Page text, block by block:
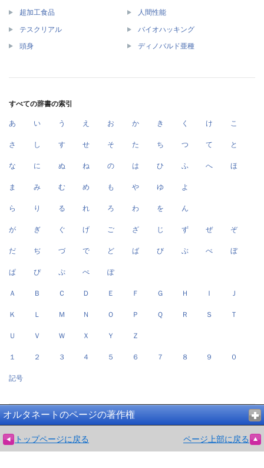
超加工食品 人間性能
テスクリアル バイオハッキング
頭身 ディノバルド亜種
すべての辞書の索引
あ い う え お か き く け こ
さ し す せ そ た ち つ て と
な に ぬ ね の は ひ ふ へ ほ
ま み む め も や ゆ よ
ら り る れ ろ わ を ん
が ぎ ぐ げ ご ざ じ ず ぜ ぞ
だ ぢ づ で ど ば び ぶ べ ぼ
ぱ ぴ ぷ ぺ ぽ
Ａ Ｂ Ｃ Ｄ Ｅ Ｆ Ｇ Ｈ Ｉ Ｊ
Ｋ Ｌ Ｍ Ｎ Ｏ Ｐ Ｑ Ｒ Ｓ Ｔ
Ｕ Ｖ Ｗ Ｘ Ｙ Ｚ
１ ２ ３ ４ ５ ６ ７ ８ ９ ０
記号
オルタネートのページの著作権
トップページに戻る ページ上部に戻る